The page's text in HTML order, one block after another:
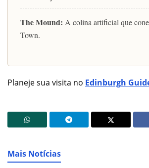
The Mound: A colina artificial que
Town.
Planeje sua visita no Edinburgh
Mais Notícias